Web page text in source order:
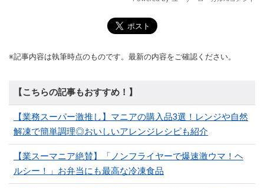
※記事内容は執筆時点のものです。最新の内容をご確認ください。
【こちらの記事もおすすめ！】
【業務スーパー激推し】マニアの購入品3選！レンジや自然
解凍で簡単調理◎おいしいアレンジレシピも紹介
【業スーマニア絶賛】「ノンフライヤーで爆速激ウマ！ヘ
ルシー！」お弁当にも最高な冷凍食品